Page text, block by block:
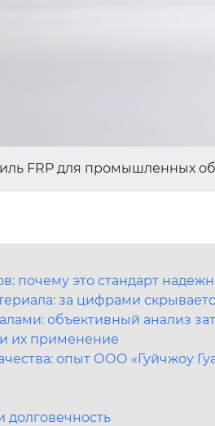
FRP для промышленных
это стандарт
за цифрами
объективный анализ
их применение
опыт ООО «Гуйчжоу
долговечность